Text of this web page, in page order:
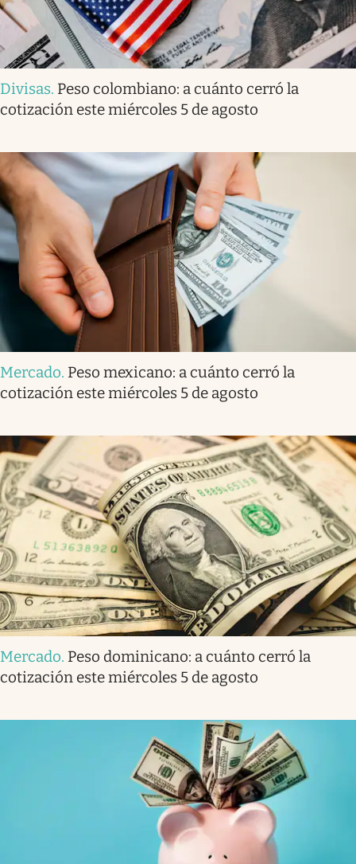
Divisas. Peso colombiano: a cuánto cerró la
cotización este miércoles 5 de agosto
Mercado. Peso mexicano: a cuánto cerró la
cotización este miércoles 5 de agosto
Mercado. Peso dominicano: a cuánto cerró la
cotización este miércoles 5 de agosto